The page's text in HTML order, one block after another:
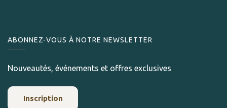
ABONNEZ-VOUS À NOTRE NEWSLETTER
Nouveautés, événements et offres exclusives
Inscription